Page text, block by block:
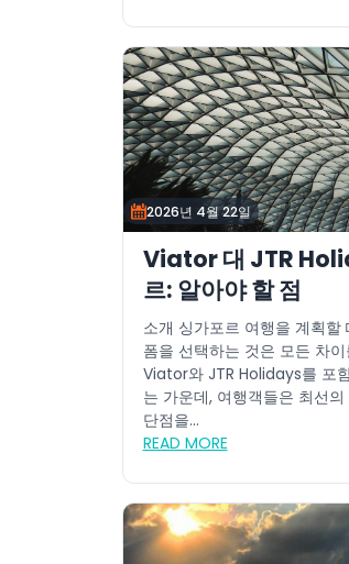
2026년 4월 22일
Viator 대 JTR
르: 알아야 할 점
소개 싱가포르 여행을 계획할
폼을 선택하는 것은 모든 차
Viator와 JTR Holidays를 포
는 가운데, 여행객들은 최선
단점을...
READ MORE